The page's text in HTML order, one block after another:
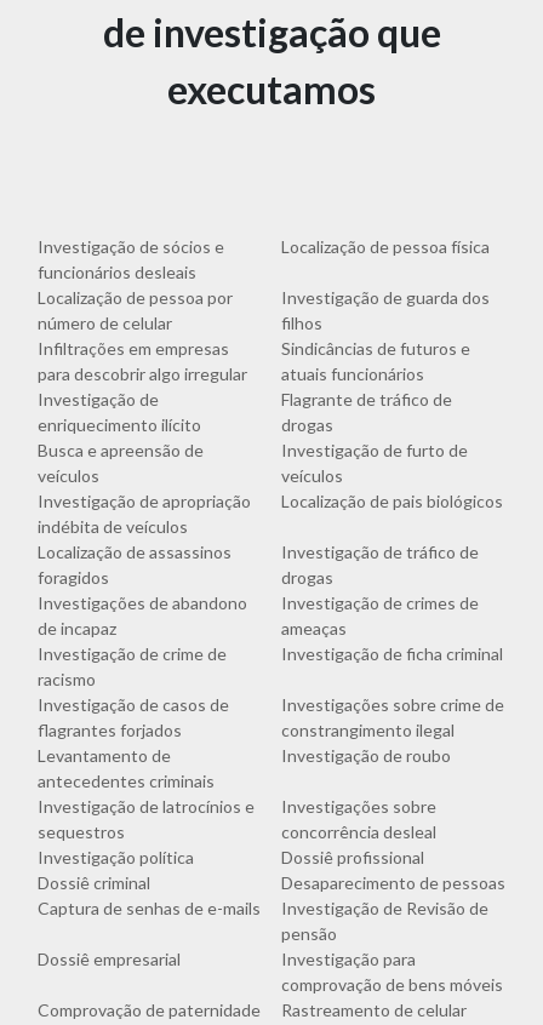
de investigação que
executamos
Investigação de sócios e
funcionários desleais
Localização de pessoa física
Localização de pessoa por
número de celular
Investigação de guarda dos
filhos
Infiltrações em empresas
para descobrir algo irregular
Sindicâncias de futuros e
atuais funcionários
Investigação de
enriquecimento ilícito
Flagrante de tráfico de
drogas
Busca e apreensão de
veículos
Investigação de furto de
veículos
Investigação de apropriação
indébita de veículos
Localização de pais biológicos
Localização de assassinos
foragidos
Investigação de tráfico de
drogas
Investigações de abandono
de incapaz
Investigação de crimes de
ameaças
Investigação de crime de
racismo
Investigação de ficha criminal
Investigação de casos de
flagrantes forjados
Investigações sobre crime de
constrangimento ilegal
Levantamento de
antecedentes criminais
Investigação de roubo
Investigação de latrocínios e
sequestros
Investigações sobre
concorrência desleal
Investigação política
Dossiê profissional
Dossiê criminal
Desaparecimento de pessoas
Captura de senhas de e-mails
Investigação de Revisão de
pensão
Dossiê empresarial
Investigação para
comprovação de bens móveis
Comprovação de paternidade
Rastreamento de celular